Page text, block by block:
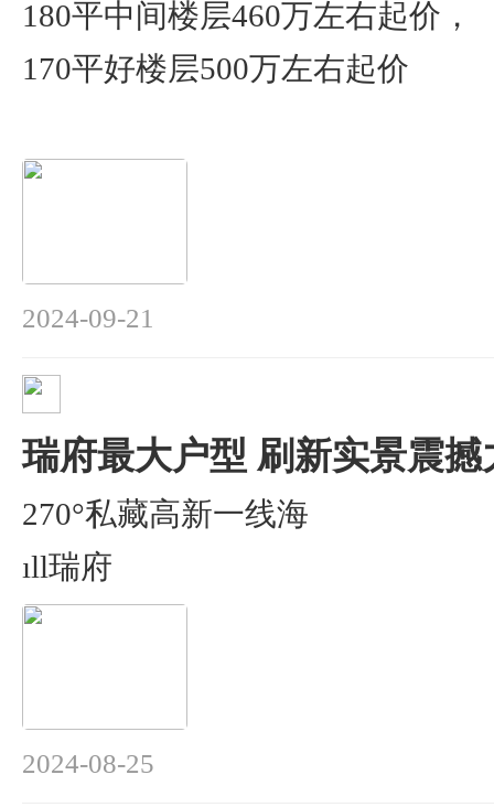
180平中间楼层460万左右起价，
170平好楼层500万左右起价
2024-09-21
瑞府最大户型 刷新实景震撼
270°私藏高新一线海
ıll瑞府
2024-08-25